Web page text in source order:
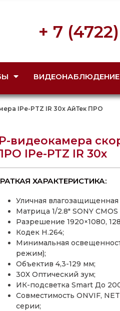
+ 7 (4722)
ВИДЕОНАБЛЮДЕНИЕ
IPe-PTZ IR 30x АйТек ПРО
видеокамера
IPe-PTZ IR 30x
ХАРАКТЕРИСТИКА:
Уличная
Матрица 1/2.8″ SONY
Разрешение 1920×1080,
Кодек H.264;
Минимальная
режим);
Объектив 4,3-129 мм;
30X Оптический зум;
ИК-подсветка Smart До
Совместимость ONVIF,
серии;